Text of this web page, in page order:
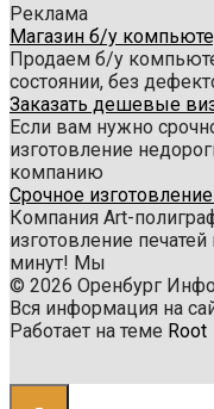
Реклама
Магазин б/у
Продаем б/у
состоянии, без
Заказать дешевые
Если вам нужно
изготовление
компанию
Срочное
Компания Art-
изготовление
минут! Мы
© 2026 Оренбург Инфо
Вся информация на
Работает на теме Root